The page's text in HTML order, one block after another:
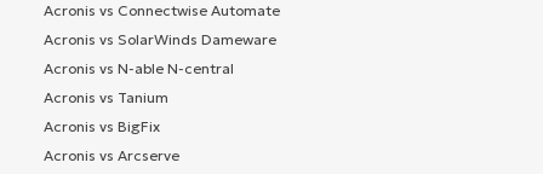
Acronis vs Connectwise Automate
Acronis vs SolarWinds Dameware
Acronis vs N-able N-central
Acronis vs Tanium
Acronis vs BigFix
Acronis vs Arcserve